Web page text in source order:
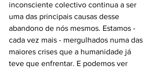
inconsciente colectivo continua a ser
uma das principais causas desse
abandono de nós mesmos. Estamos -
cada vez mais - mergulhados numa das
maiores crises que a humanidade já
teve que enfrentar. E podemos ver